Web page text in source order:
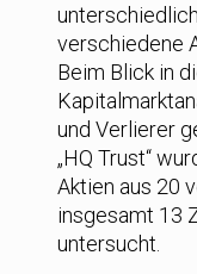
verschiedene
Beim Blick in
und Verlierer
„HQ Trust“
Aktien aus 20
insgesamt 13
untersucht.